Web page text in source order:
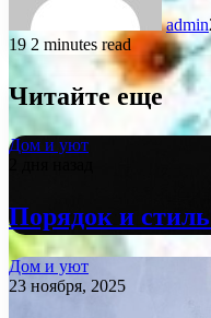
admin
192 minutes read
Читайте еще
Дом и уют
Порядок и
Дом и уют
23 ноября, 2025